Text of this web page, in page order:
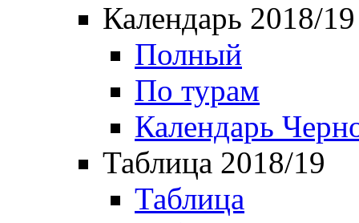
Календарь 2018/19
Полный
По турам
Календарь
Таблица 2018/19
Таблица